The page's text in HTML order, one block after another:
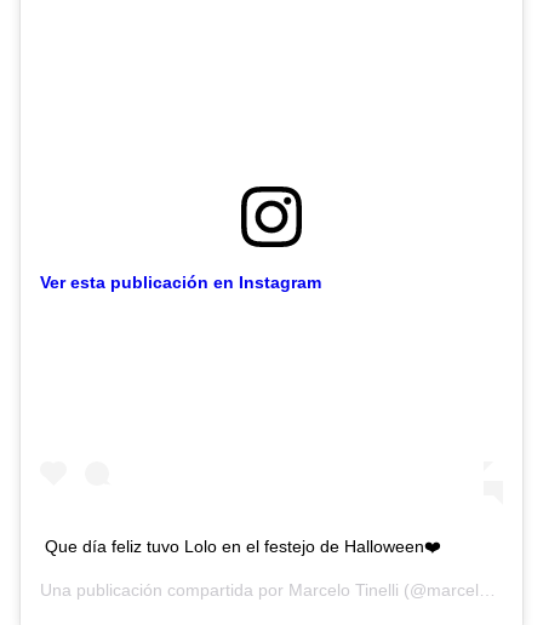
Ver esta publicación en Instagram
Que día feliz tuvo Lolo en el festejo de Halloween❤️
Una publicación compartida por Marcelo Tinelli (@marcelotinelli) el